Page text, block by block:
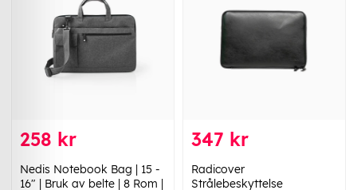
258 kr
Nedis Notebook Bag | 15 -
16" | Bruk av belte | 8 Rom |
347 kr
Radicover
Strålebeskyttelse